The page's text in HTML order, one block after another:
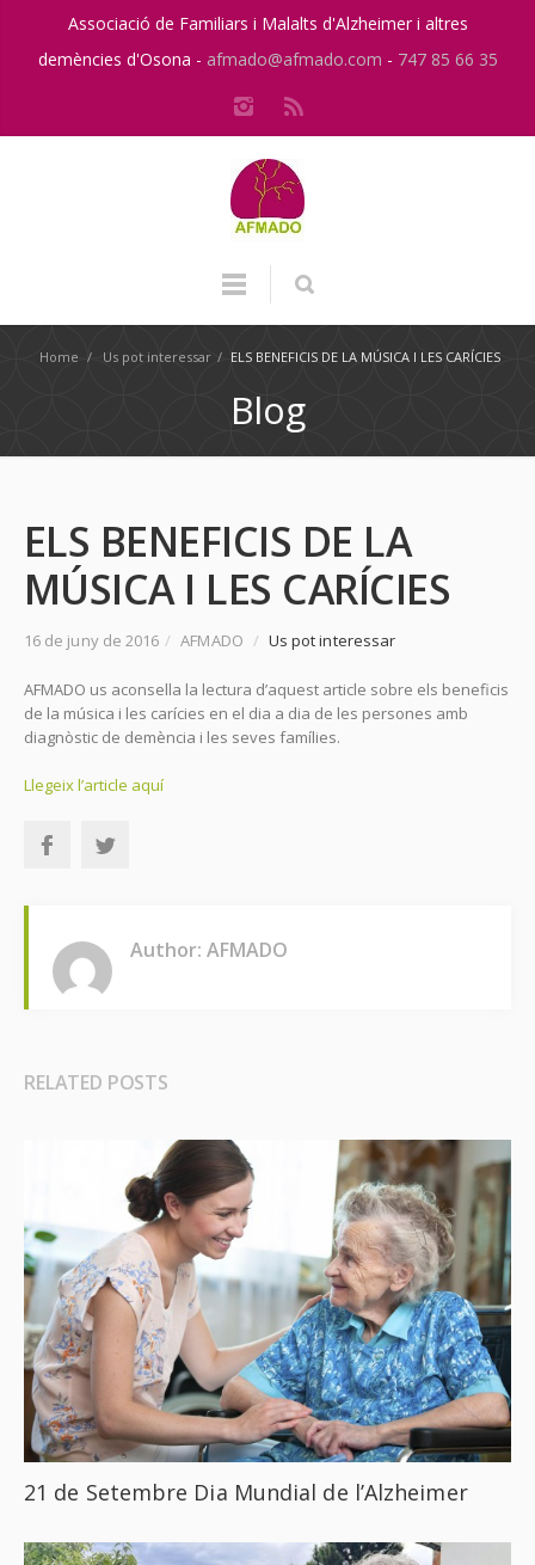
Associació de Familiars i Malalts d'Alzheimer i altres
demències d'Osona - afmado@afmado.com - 747 85 66 35
Home / Us pot interessar / ELS BENEFICIS DE LA MÚSICA I LES CARÍCIES
Blog
ELS BENEFICIS DE LA
MÚSICA I LES CARÍCIES
16 de juny de 2016 / AFMADO / Us pot interessar
AFMADO us aconsella la lectura d’aquest article sobre els beneficis
de la música i les carícies en el dia a dia de les persones amb
diagnòstic de demència i les seves famílies.
Llegeix l’article aquí
Author: AFMADO
RELATED POSTS
21 de Setembre Dia Mundial de l’Alzheimer